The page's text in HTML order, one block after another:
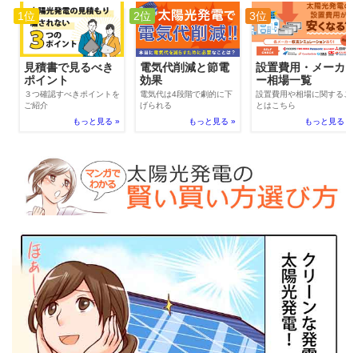
1位
見積書で見るべき
ポイント
３つ確認すべきポイントを
ご紹介
もっと見る »
2位
電気代削減と節電
効果
電気代は4段階で劇的に下
げられる
もっと見る »
3位
設置費用・メーカ
ー相場一覧
設置費用や相場に関するこ
とはこちら
もっと見る »